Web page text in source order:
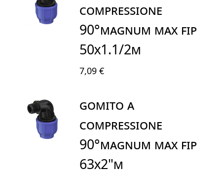
COMPRESSIONE
90°MAGNUM MAX FIP
50X1.1/2M
7,09 €
GOMITO A
COMPRESSIONE
90°MAGNUM MAX FIP
63X2"M